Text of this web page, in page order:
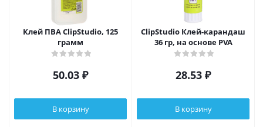
Клей ПВА ClipStudio, 125
грамм
50.03 ₽
В корзину
ClipStudio Клей-карандаш
36 гр, на основе PVA
28.53 ₽
В корзину